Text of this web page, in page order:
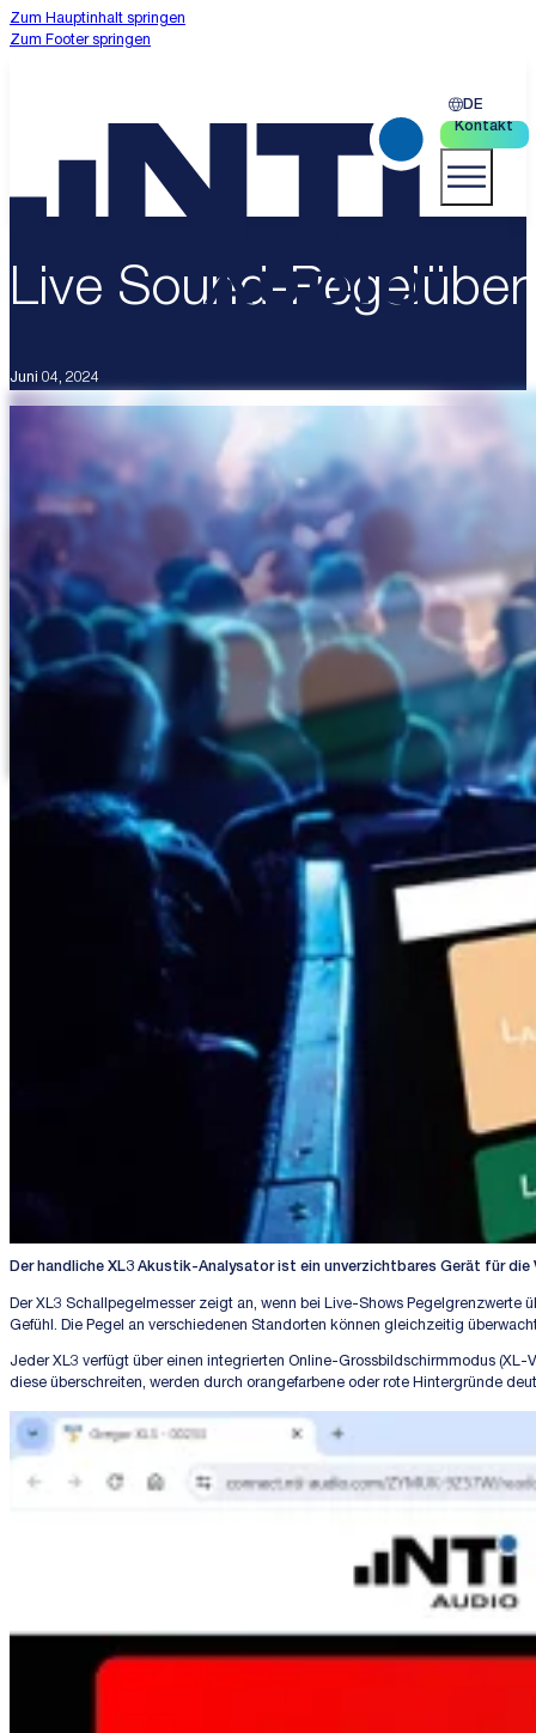
Zum Hauptinhalt springen
Zum Footer springen
DE
Kontakt
Live Sound-
Juni 04, 2024
Der handliche XL3 Akustik-Analysator ist ein unverzichtbares Gerät für
Der XL3 Schallpegelmesser zeigt an, wenn bei Live-Shows Pegelgrenzwerte
Gefühl. Die Pegel an verschiedenen Standorten können gleichzeitig
Jeder XL3 verfügt über einen integrierten Online-Grossbildschirmmodus
diese überschreiten, werden durch orangefarbene oder rote Hintergründe